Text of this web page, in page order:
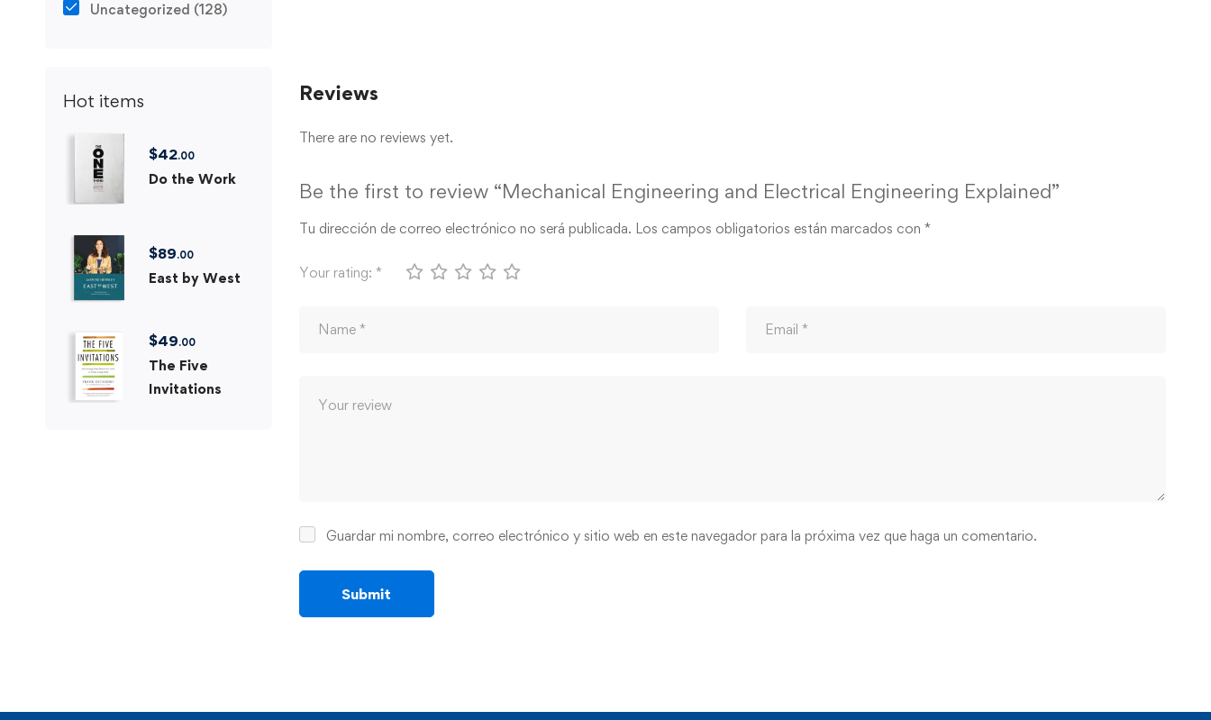
Uncategorized (128)
Hot items
$42.00
Do the Work
$89.00
East by West
$49.00
The Five
Invitations
Reviews
There are no reviews yet.
Be the first to review “Mechanical Engineering and Electrical Engineering Explained”
Tu dirección de correo electrónico no será publicada. Los campos obligatorios están marcados con *
Your rating: *
Guardar mi nombre, correo electrónico y sitio web en este navegador para la próxima vez que haga un comentario.